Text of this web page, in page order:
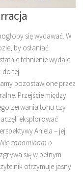
się wydawać. W
by osłaniać
tchnienie wydaje
do tej
pozostawione przez
Przejście między
zerwania tonu czy
eksplorować
Aniela – jej
zapominam o
się w pełnym
otrzymuje jasny